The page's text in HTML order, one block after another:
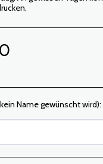
Name gewünscht wird):